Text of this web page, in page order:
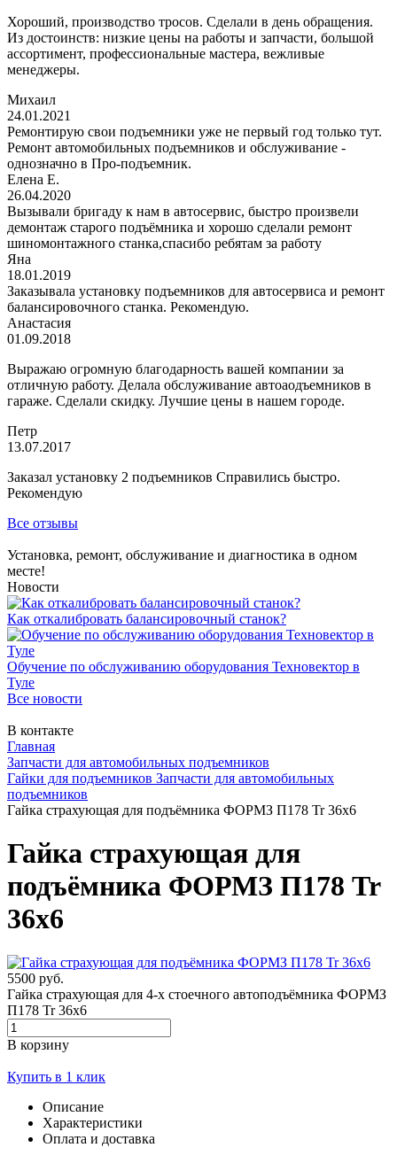
Хороший, производство тросов. Сделали в день обращения.
Из достоинств: низкие цены на работы и запчасти, большой
ассортимент, профессиональные мастера, вежливые
менеджеры.
Михаил
24.01.2021
Ремонтирую свои подъемники уже не первый год только тут.
Ремонт автомобильных подъемников и обслуживание -
однозначно в Про-подъемник.
Елена Е.
26.04.2020
Вызывали бригаду к нам в автосервис, быстро произвели
демонтаж старого подъёмника и хорошо сделали ремонт
шиномонтажного станка,спасибо ребятам за работу
Яна
18.01.2019
Заказывала установку подъемников для автосервиса и ремонт
балансировочного станка. Рекомендую.
Анастасия
01.09.2018
Выражаю огромную благодарность вашей компании за
отличную работу. Делала обслуживание автоаодъемников в
гараже. Сделали скидку. Лучшие цены в нашем городе.
Петр
13.07.2017
Заказал установку 2 подъемников Справились быстро.
Рекомендую
Все отзывы
Установка, ремонт, обслуживание и диагностика в одном
месте!
Новости
Как откалибровать балансировочный станок?
Обучение по обслуживанию оборудования Техновектор в
Туле
Все новости
В контакте
Главная
Запчасти для автомобильных подъемников
Гайки для подъемников Запчасти для автомобильных
подъемников
Гайка страхующая для подъёмника ФОРМЗ П178 Tr 36x6
Гайка страхующая для
подъёмника ФОРМЗ П178 Tr
36x6
5500 руб.
Гайка страхующая для 4-х стоечного автоподъёмника ФОРМЗ
П178 Tr 36x6
В корзину
Купить в 1 клик
Описание
Характеристики
Оплата и доставка